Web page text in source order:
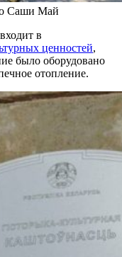
Саши Май
в
ценностей,
было оборудовано
отопление.